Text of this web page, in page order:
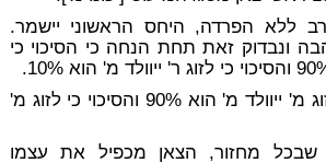
ללא הפרדה, היחס הראשוני יישמר.
ונבדוק זאת תחת הנחה כי הסיכוי כי
כמו גם שהסיכוי שלזוג מ' ייוולד מ' הוא 90% והסיכוי כי לזוג מ'
מחזור, הצאן מכפיל את עצמו